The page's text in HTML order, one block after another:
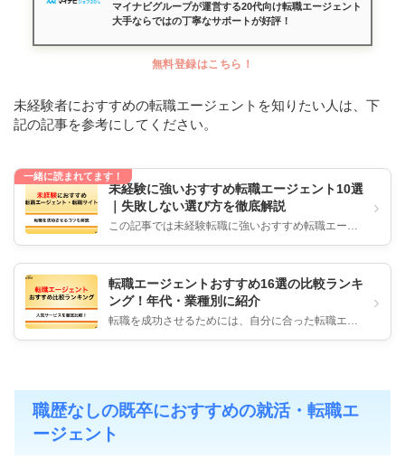
マイナビグループが運営する20代向け転職エージェント
大手ならではの丁寧なサポートが好評！
無料登録はこちら！
未経験者におすすめの転職エージェントを知りたい人は、下
記の記事を参考にしてください。
一緒に読まれてます！
未経験に強いおすすめ転職エージェント10選
｜失敗しない選び方を徹底解説
この記事では未経験転職に強いおすすめ転職エージ
›
転職エージェントおすすめ16選の比較ランキ
ング！年代・業種別に紹介
転職を成功させるためには、自分に合った転職エー
›
職歴なしの既卒におすすめの就活・転職エ
ージェント